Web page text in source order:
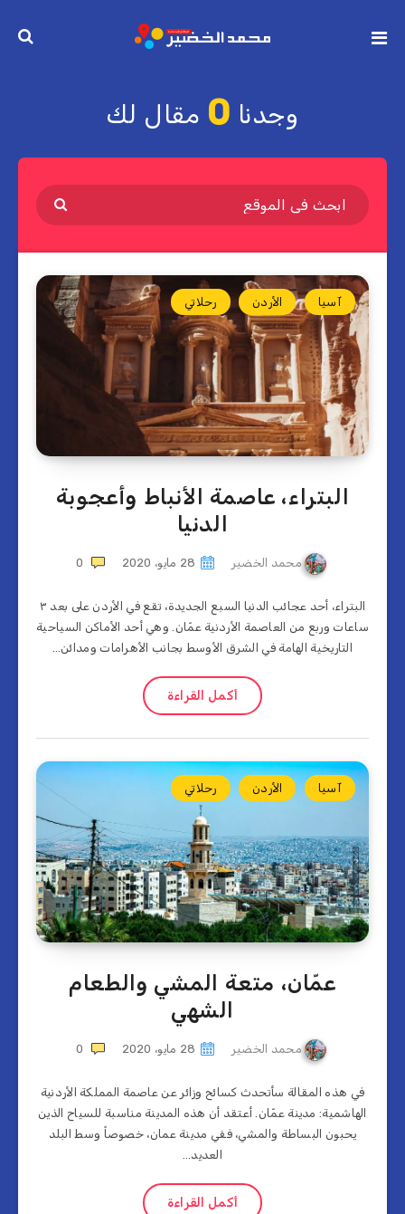
وجدنا 0 مقال لك
آسيا الأردن رحلاتي
البتراء، عاصمة الأنباط وأعجوبة
الدنيا
محمد الخضير 28 مايو، 2020 0
البتراء، أحد عجائب الدنيا السبع الجديدة، تقع في الأردن على بعد ٣
ساعات وربع من العاصمة الأردنية عمّان. وهي أحد الأماكن السياحية
التاريخية الهامة في الشرق الأوسط بجانب الأهرامات ومدائن…
أكمل القراءة
آسيا الأردن رحلاتي
عمّان، متعة المشي والطعام
الشهي
محمد الخضير 28 مايو، 2020 0
في هذه المقالة سأتحدث كسائح وزائر عن عاصمة المملكة الأردنية
الهاشمية: مدينة عمّان. أعتقد أن هذه المدينة مناسبة للسياح الذين
يحبون البساطة والمشي، ففي مدينة عمان، خصوصاً وسط البلد
العديد…
أكمل القراءة